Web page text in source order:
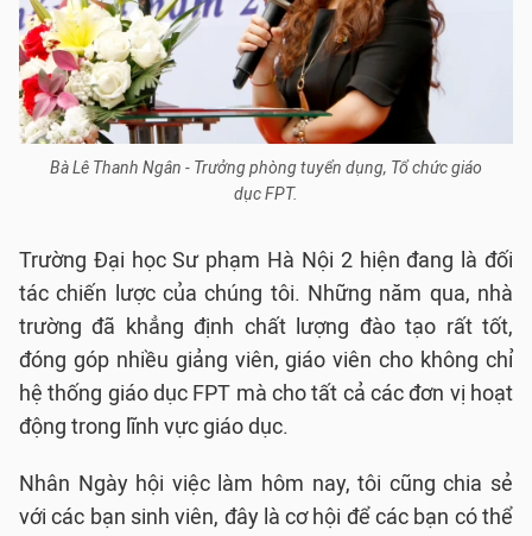
Bà Lê Thanh Ngân - Trưởng phòng tuyển dụng, Tổ chức giáo
dục FPT.
Trường Đại học Sư phạm Hà Nội 2 hiện đang là đối
tác chiến lược của chúng tôi. Những năm qua, nhà
trường đã khẳng định chất lượng đào tạo rất tốt,
đóng góp nhiều giảng viên, giáo viên cho không chỉ
hệ thống giáo dục FPT mà cho tất cả các đơn vị hoạt
động trong lĩnh vực giáo dục.
Nhân Ngày hội việc làm hôm nay, tôi cũng chia sẻ
với các bạn sinh viên, đây là cơ hội để các bạn có thể